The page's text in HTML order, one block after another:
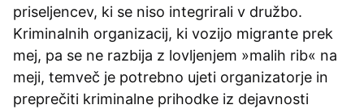
priseljencev, ki se niso integrirali v družbo.
Kriminalnih organizacij, ki vozijo migrante prek
mej, pa se ne razbija z lovljenjem »malih rib« na
meji, temveč je potrebno ujeti organizatorje in
preprečiti kriminalne prihodke iz dejavnosti